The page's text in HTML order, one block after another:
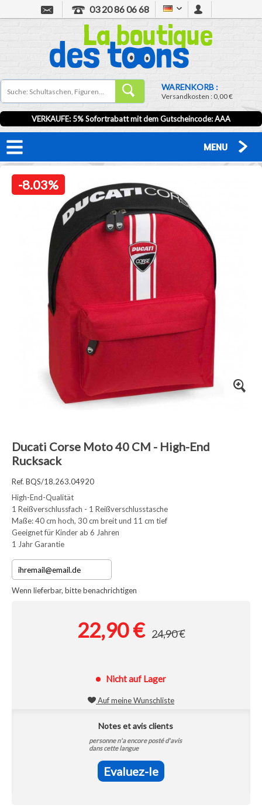
03 20 86 06 68
WARENKORB :
Versandkosten :0,00 €
VERKAUFE: 5% Sofortrabatt mit dem Gutscheincode:AAA
MENU
-8.03%
Ducati Corse Moto 40 CM - High-End
Rucksack
Ref. BQS/18.263.04920
High-End-Qualität
1 Reißverschlussfach - 1 Reißverschlusstasche
Maße: 40 cm hoch, 30 cm breit und 11 cm tief
Geeignet für Kinder ab 6 Jahren
1 Jahr Garantie
Wenn lieferbar, bitte benachrichtigen
22,90 € 24,90 €
Nicht auf Lager
Auf meine Wunschliste
Notes et avis clients
personne n'a encore posté d'avis
dans cette langue
Evaluez-le